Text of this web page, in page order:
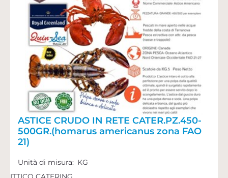
ASTICE CRUDO IN RETE CATER.PZ.450-
500GR.(homarus americanus zona FAO
21)
Unità di misura: KG